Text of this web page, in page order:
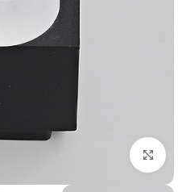
بزرگنمایی تصویر